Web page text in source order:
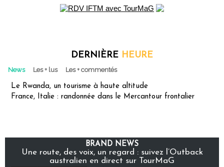
DERNIÈRE HEURE
News Les + lus Les + commentés
Le Rwanda, un tourisme à haute altitude
France, Italie : randonnée dans le Mercantour frontalier
BRAND NEWS
Une route, des voix, un regard : suivez l’Outback
australien en direct sur TourMaG